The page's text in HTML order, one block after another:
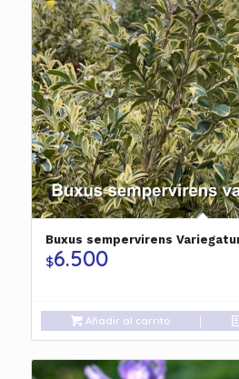
Buxus sempervirens
$6.500
Añadir al carrito